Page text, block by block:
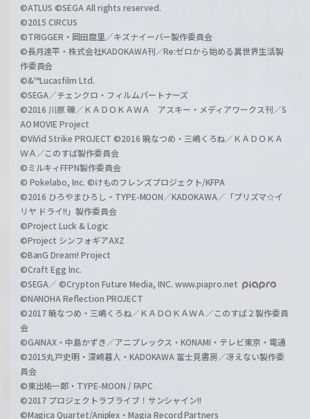
©ATLUS ©SEGA All rights reserved.
©2015 CIRCUS
©TRIGGER・岡田麿里／キズナイーバー製作委員会
©長月達平・株式会社KADOKAWA刊／Re:ゼロから始める異世界生活製
作委員会
©&™Lucasfilm Ltd.
©SEGA／チェンクロ・フィルムパートナーズ
©2016 川原 礫／ＫＡＤＯＫＡＷＡ アスキー・メディアワークス刊／S
AO MOVIE Project
©ViVid Strike PROJECT ©2016 暁なつめ・三嶋くろね／ＫＡＤＯＫＡ
ＷＡ／このすば製作委員会
©ミルキィFFPN製作委員会
© Pokelabo, Inc. ©けものフレンズプロジェクト/KFPA
©2016 ひろやまひろし・TYPE-MOON／KADOKAWA／「プリズマ☆イ
リヤ ドライ!!」製作委員会
©Project Luck & Logic
©Project シンフォギアAXZ
©BanG Dream! Project
©Craft Egg Inc.
©SEGA／ ©Crypton Future Media, INC. www.piapro.net
©NANOHA Reflection PROJECT
©2017 暁なつめ・三嶋くろね／ＫＡＤＯＫＡＷＡ／このすば２製作委員
会
©GAINAX・中島かずき／アニプレックス・KONAMI・テレビ東京・電通
©2015丸戸史明・深崎暮人・KADOKAWA 富士見書房／冴えない製作委
員会
©東出祐一郎・TYPE-MOON / FAPC
©2017 プロジェクトラブライブ！サンシャイン!!
©Magica Quartet/Aniplex・Magia Record Partners